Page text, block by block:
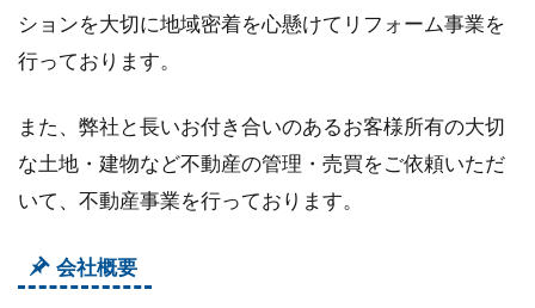
ションを大切に地域密着を心懸けてリフォーム事業を
行っております。
また、弊社と長いお付き合いのあるお客様所有の大切
な土地・建物など不動産の管理・売買をご依頼いただ
いて、不動産事業を行っております。
会社概要